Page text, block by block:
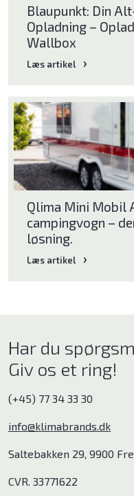
Blaupunkt: Din
Opladning –
Wallbox
Læs artikel
Qlima Mini Mobil
campingvogn –
løsning.
Læs artikel
Har du
Giv os et ring!
(+45) 77 34 33 30
info@klimabrands.dk
Saltebakken 29, 9900
CVR. 33771622